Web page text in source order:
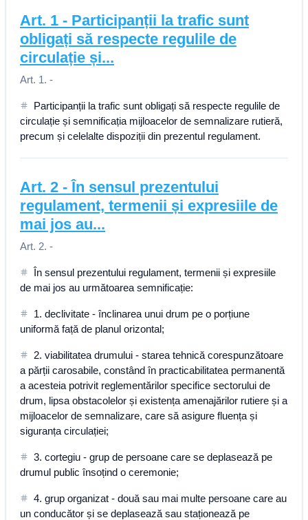
Art. 1 - Participanții la trafic sunt
obligați să respecte regulile de
circulație și...
Art. 1. -
Participanții la trafic sunt obligați să respecte regulile de
circulație și semnificația mijloacelor de semnalizare rutieră,
precum și celelalte dispoziții din prezentul regulament.
Art. 2 -În sensul prezentului
regulament, termenii și expresiile de
mai jos au...
Art. 2. -
În sensul prezentului regulament, termenii și expresiile
de mai jos au următoarea semnificație:
1. declivitate - înclinarea unui drum pe o porțiune
uniformă față de planul orizontal;
2. viabilitatea drumului - starea tehnică corespunzătoare
a părții carosabile, constând în practicabilitatea permanentă
a acesteia potrivit reglementărilor specifice sectorului de
drum, lipsa obstacolelor și existența amenajărilor rutiere și a
mijloacelor de semnalizare, care să asigure fluența și
siguranța circulației;
3. cortegiu - grup de persoane care se deplasează pe
drumul public însoțind o ceremonie;
4. grup organizat - două sau mai multe persoane care au
un conducător și se deplasează sau staționează pe